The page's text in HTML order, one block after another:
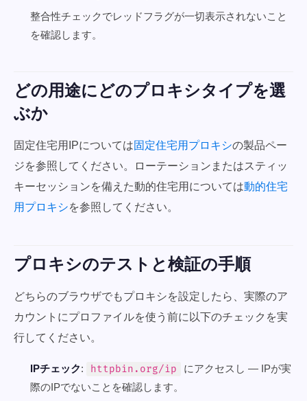
整合性チェックでレッドフラグが一切表示されないこと
を確認します。
どの用途にどのプロキシタイプを選
ぶか
固定住宅用IPについては固定住宅用プロキシの製品ペー
ジを参照してください。ローテーションまたはスティッ
キーセッションを備えた動的住宅用については動的住宅
用プロキシを参照してください。
プロキシのテストと検証の手順
どちらのブラウザでもプロキシを設定したら、実際のア
カウントにプロファイルを使う前に以下のチェックを実
行してください。
IPチェック: httpbin.org/ip
にアクセスし — IPが実
際のIPでないことを確認します。